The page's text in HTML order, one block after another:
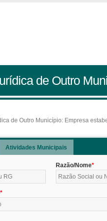
de Outro
de Outro Município: Empresa
Atividades Municipais
Razão/Nome